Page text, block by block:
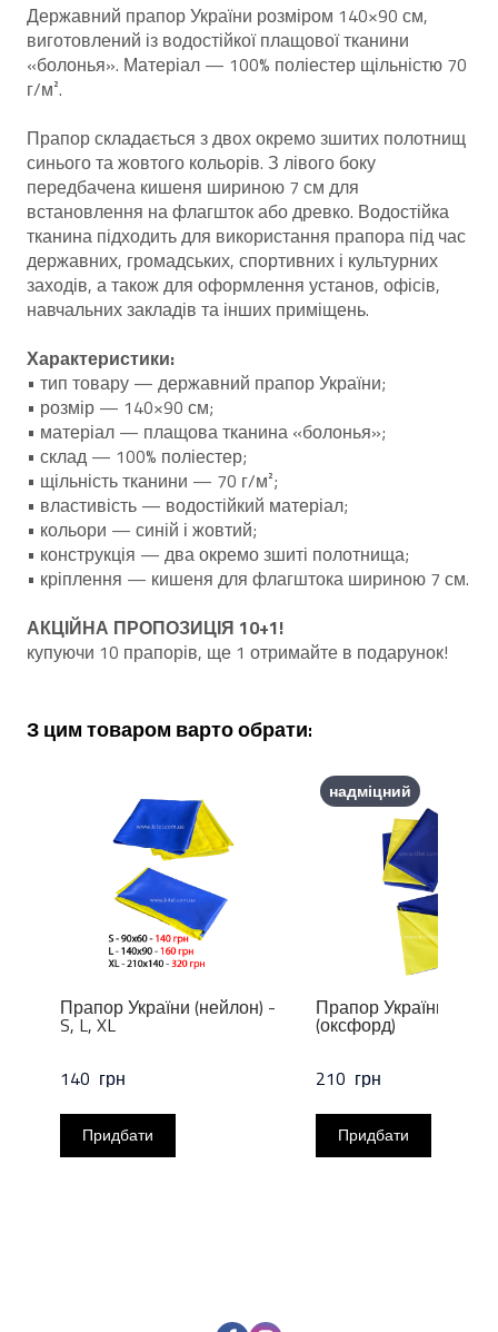
Державний прапор України розміром 140×90 см,
виготовлений із водостійкої плащової тканини
«болонья». Матеріал — 100% поліестер щільністю 70
г/м².
Прапор складається з двох окремо зшитих полотнищ
синього та жовтого кольорів. З лівого боку
передбачена кишеня шириною 7 см для
встановлення на флагшток або древко. Водостійка
тканина підходить для використання прапора під час
державних, громадських, спортивних і культурних
заходів, а також для оформлення установ, офісів,
навчальних закладів та інших приміщень.
Характеристики:
• тип товару — державний прапор України;
• розмір — 140×90 см;
• матеріал — плащова тканина «болонья»;
• склад — 100% поліестер;
• щільність тканини — 70 г/м²;
• властивість — водостійкий матеріал;
• кольори — синій і жовтий;
• конструкція — два окремо зшиті полотнища;
• кріплення — кишеня для флагштока шириною 7 см.
АКЦІЙНА ПРОПОЗИЦІЯ 10+1!
купуючи 10 прапорів, ще 1 отримайте в подарунок!
З цим товаром варто обрати:
Прапор України (нейлон) -
S, L, XL
140  грн
Придбати
надміцний
Прапор України
(оксфорд)
210  грн
Придбати